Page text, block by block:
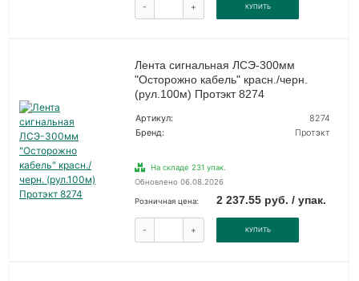
- + КУПИТЬ
Лента сигнальная ЛСЭ-300мм
"Осторожно кабель" красн./черн.
(рул.100м) Протэкт 8274
Артикул:
8274
Бренд:
Протэкт
На складе 231 упак.
Обновлено 06.08.2026
Розничная цена: 2 237.55 руб. / упак.
- + КУПИТЬ